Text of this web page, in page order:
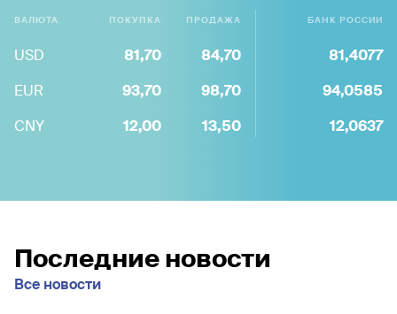
ВАЛЮТА ПОКУПКА ПРОДАЖА БАНК РОССИИ
USD 81,70 84,70
81,4077
EUR
93,70 98,70
94,0585
CNY
12,00 13,50 12,0637
Последние новости
Все новости